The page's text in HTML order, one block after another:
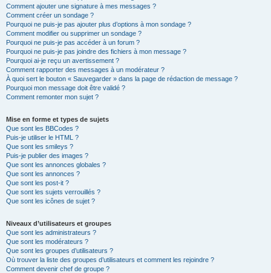
Comment ajouter une signature à mes messages ?
Comment créer un sondage ?
Pourquoi ne puis-je pas ajouter plus d’options à mon sondage ?
Comment modifier ou supprimer un sondage ?
Pourquoi ne puis-je pas accéder à un forum ?
Pourquoi ne puis-je pas joindre des fichiers à mon message ?
Pourquoi ai-je reçu un avertissement ?
Comment rapporter des messages à un modérateur ?
À quoi sert le bouton « Sauvegarder » dans la page de rédaction de message ?
Pourquoi mon message doit être validé ?
Comment remonter mon sujet ?
Mise en forme et types de sujets
Que sont les BBCodes ?
Puis-je utiliser le HTML ?
Que sont les smileys ?
Puis-je publier des images ?
Que sont les annonces globales ?
Que sont les annonces ?
Que sont les post-it ?
Que sont les sujets verrouillés ?
Que sont les icônes de sujet ?
Niveaux d’utilisateurs et groupes
Que sont les administrateurs ?
Que sont les modérateurs ?
Que sont les groupes d’utilisateurs ?
Où trouver la liste des groupes d’utilisateurs et comment les rejoindre ?
Comment devenir chef de groupe ?